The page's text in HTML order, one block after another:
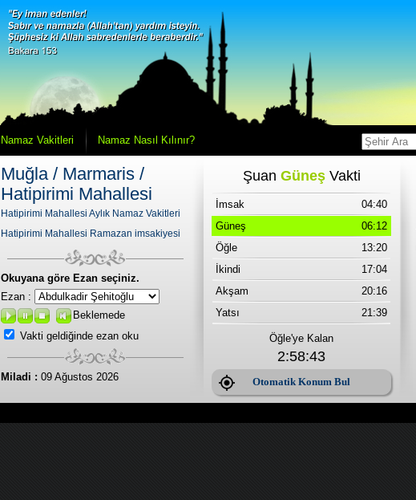
Namaz Vakitleri Namaz Nasıl Kılınır?
Muğla / Marmaris /
Hatipirimi Mahallesi
Hatipirimi Mahallesi Aylık Namaz Vakitleri
Hatipirimi Mahallesi Ramazan imsakiyesi
Okuyana göre Ezan seçiniz.
Ezan :
Beklemede
Vakti geldiğinde ezan oku
Miladi : 09 Ağustos 2026
Şuan GüneşVakti
İmsak
04:40
Güneş
06:12
Öğle
13:20
İkindi
17:04
Akşam
20:16
Yatsı
21:39
Öğle'ye Kalan
2:58:43
Otomatik Konum Bul